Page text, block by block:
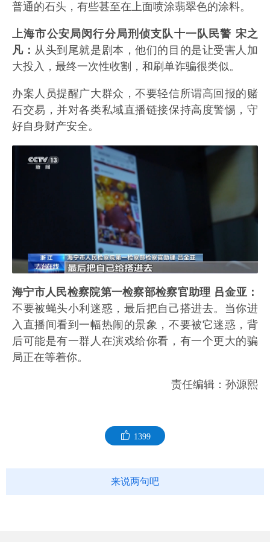
普通的石头，有些甚至在上面喷涂翡翠色的涂料。
上海市公安局闵行分局刑侦支队十一队民警 宋之
凡： 从头到尾就是剧本，他们的目的是让受害人加
大投入，最终一次性收割，和刷单诈骗很类似。
办案人员提醒广大群众，不要轻信所谓高回报的赌
石交易，并对各类私域直播链接保持高度警惕，守
好自身财产安全。
海宁市人民检察院第一检察部检察官助理 吕金亚：
不要被蝇头小利迷惑，最后把自己搭进去。当你进
入直播间看到一幅热闹的景象，不要被它迷惑，背
后可能是有一群人在演戏给你看，有一个更大的骗
局正在等着你。
责任编辑：孙源熙
1399
来说两句吧